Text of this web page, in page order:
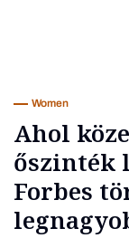
Women
Ahol
őszinték
Forbes